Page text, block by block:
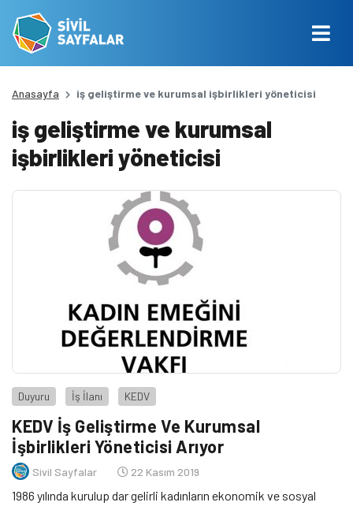
Anasayfa iş geliştirme ve kurumsal işbirlikleri yöneticisi
iş geliştirme ve kurumsal
işbirlikleri yöneticisi
Duyuru İş İlanı KEDV
KEDV İş Geliştirme Ve Kurumsal
İşbirlikleri Yöneticisi Arıyor
Sivil Sayfalar 22 Kasım 2019
1986 yılında kurulup dar gelirli kadınların ekonomik ve sosyal